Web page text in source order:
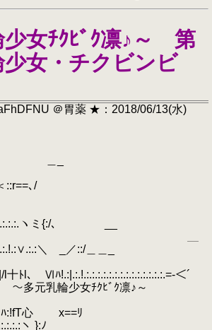
少女ﾁｸﾋﾞｸ凛♪～ 第
少女・チクビンビ
＠胃薬 ★：2018/06/13(水)
､/
ヽミ{:/､ __
＿
＼ _／::/＿＿_
l十ﾄl､ Ⅵﾊ!.:|.:.!.:.:.:.:.:.:.:.:.:.:.:.:.:.:.=-＜´
輪少女ﾁｸﾋﾞｸ凛♪～
イﾊ:!fT心 x==ﾘ
ヽ }:ﾉ